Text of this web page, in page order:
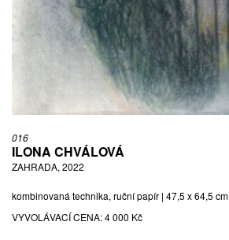
016
ILONA CHVÁLOVÁ
ZAHRADA, 2022
kombinovaná technika, ruční papír | 47,5 x 64,5 cm
VYVOLÁVACÍ CENA:4 000 Kč